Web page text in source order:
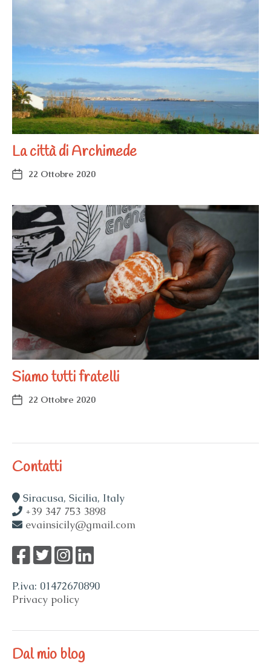
La città di Archimede
22 Ottobre 2020
Siamo tutti fratelli
22 Ottobre 2020
Contatti
Siracusa, Sicilia, Italy
+39 347 753 3898
evainsicily@gmail.com
P.iva: 01472670890
Privacy policy
Dal mio blog